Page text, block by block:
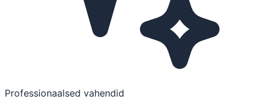
Professionaalsed vahendid